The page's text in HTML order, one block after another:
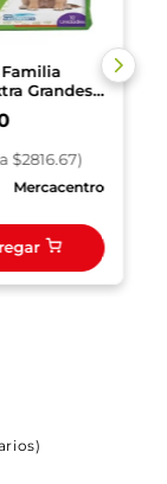
Grandes
a $2816.67)
Mercacentro